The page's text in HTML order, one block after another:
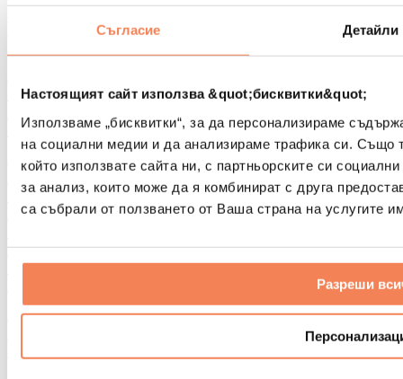
Съгласие Детайли
Настоящият сайт използва &quot;бисквитки&quot;
Използваме „бисквитки“, за да персонализираме
на социални медии и да анализираме трафика си. Също
който използвате сайта ни, с партньорските си
за анализ, които може да я комбинират с друга
са събрали от ползването от Ваша страна на услугите
Разреши
Инструменти за масаж
Масажни ролери
Чанти и аксесоари за храна
Чанти за фитнес
Раници
Аксесоари според вида дейност
Бойни спортове
Колоездене
Студена терапия
Плуване
Биохакинг
Филтри и кани за вода